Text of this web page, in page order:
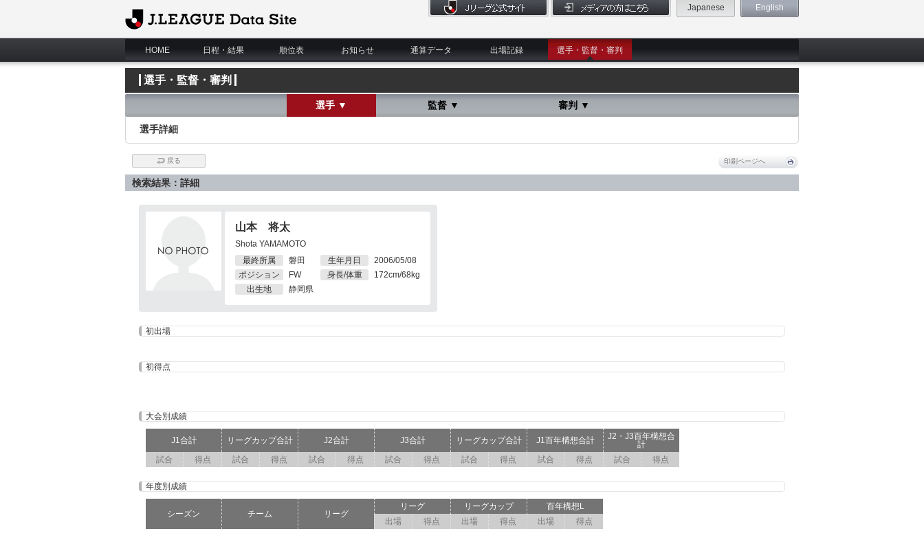
J.League Data Site
Japanese English
HOME 日程・結果 順位表 お知らせ 通算データ 出場記録 選手・監督・審判
選手・監督・審判
選手 ▼ 監督 ▼ 審判 ▼
選手詳細
戻る 印刷ページへ
検索結果：詳細
山本 将太
Shota YAMAMOTO
最終所属
磐田
ポジション
FW
出生地
静岡県
生年月日
2006/05/08
身長/体重
172cm/68kg
初出場
初得点
大会別成績
J1合計 リーグカップ合計 J2合計 J3合計 リーグカップ合計 J1百年構想合計
J2・J3百年構想合
計
試合
得点 試合 得点 試合 得点 試合 得点 試合 得点 試合 得点 試合 得点
年度別成績
シーズン チーム リーグ
リーグ リーグカップ
百年構想L
出場
得点 出場 得点 出場 得点